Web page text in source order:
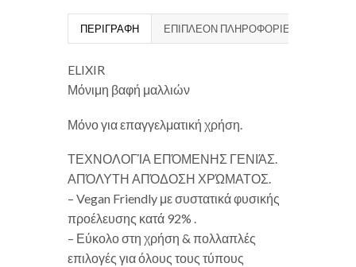
ΠΕΡΙΓΡΑΦΉ ΕΠΙΠΛΈΟΝ ΠΛΗΡΟΦΟΡΊΕΣ
ELIXIR
Μόνιμη βαφή μαλλιών
Μόνο για επαγγελματική χρήση.
ΤΕΧΝΟΛΟΓΊΑ ΕΠΌΜΕΝΗΣ ΓΕΝΙΆΣ.
ΑΠΌΛΥΤΗ ΑΠΌΔΟΣΗ ΧΡΏΜΑΤΟΣ.
– Vegan Friendly με συστατικά φυσικής
προέλευσης κατά 92% .
– Εύκολο στη χρήση & πολλαπλές
επιλογές για όλους τους τύπους